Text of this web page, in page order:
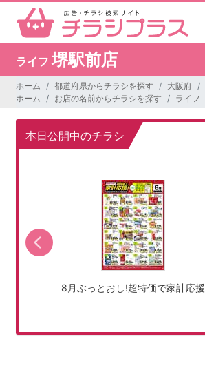
ライフ堺駅前店
ホーム 都道府県からチラシを探す 大阪府
ホーム
お店の名前からチラシを探す ライフ
本日公開中のチラシ
8月ぶっとおし!超特価で家計応援